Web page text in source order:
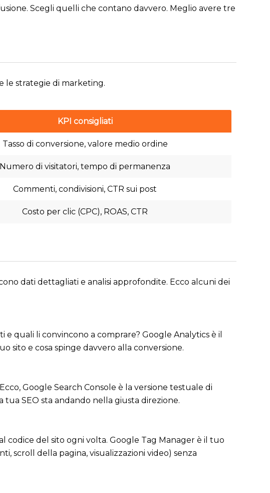
Scegli quelli che contano davvero. Meglio avere tre
le strategie di marketing.
KPI consigliati
Tasso di conversione, valore medio ordine
Numero di visitatori, tempo di permanenza
Commenti, condivisioni, CTR sui post
Costo per clic (CPC), ROAS, CTR
dati dettagliati e analisi approfondite. Ecco alcuni dei
quali li convincono a comprare? Google Analytics è il
sito e cosa spinge davvero alla conversione.
Google Search Console è la versione testuale di
tua SEO sta andando nella giusta direzione.
del sito ogni volta. Google Tag Manager è il tuo
scroll della pagina, visualizzazioni video) senza